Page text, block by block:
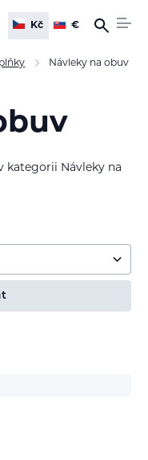
Kč €
Návleky na obuv
kategorii Návleky na